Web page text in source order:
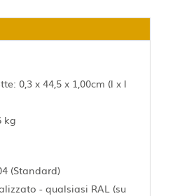
0,3 x 44,5 x 1,00cm (l x l
kg
(Standard)
- qualsiasi RAL (su